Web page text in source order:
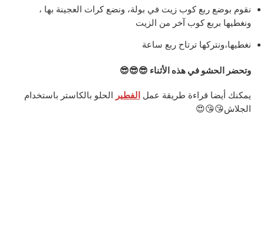
نقوم بوضع ربع كوب زيت في بولة، ونضع كرات العجينة بها ،
ونغطيها بربع كوب آخر من الزيت
نغطيها،ونتركها ترتاح ربع ساعة
وتحضر الحشو في هذه الأثناء 😎😎😎
يمكنك أيضا قراءة طريقة عمل الفطير الحلو بالكاستر باستخدام
الجلاش😘😘😍